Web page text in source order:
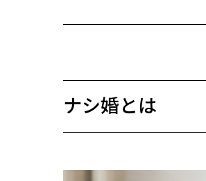
ナシ婚とは